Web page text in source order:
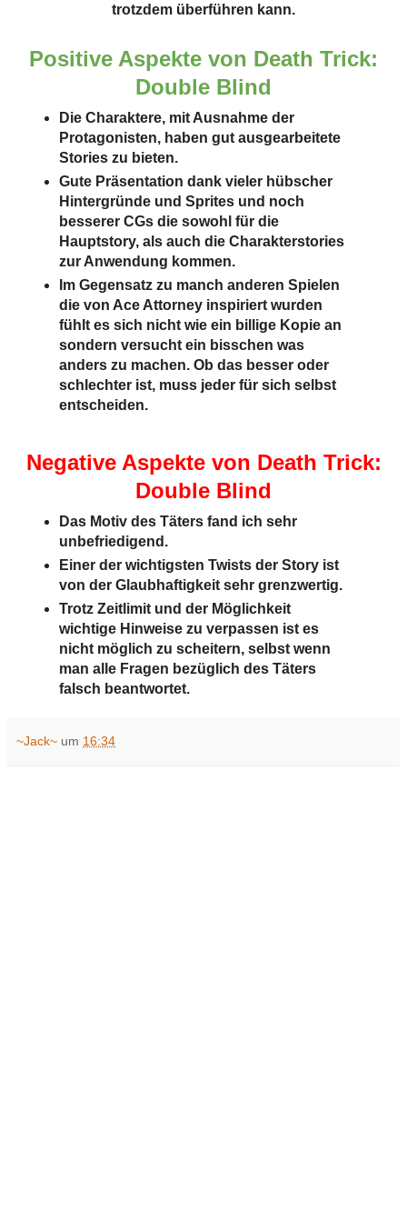
trotzdem überführen kann.
Positive Aspekte von Death Trick:
Double Blind
Die Charaktere, mit Ausnahme der
Protagonisten, haben gut ausgearbeitete
Stories zu bieten.
Gute Präsentation dank vieler hübscher
Hintergründe und Sprites und noch
besserer CGs die sowohl für die
Hauptstory, als auch die Charakterstories
zur Anwendung kommen.
Im Gegensatz zu manch anderen Spielen
die von Ace Attorney inspiriert wurden
fühlt es sich nicht wie ein billige Kopie an
sondern versucht ein bisschen was
anders zu machen. Ob das besser oder
schlechter ist, muss jeder für sich selbst
entscheiden.
Negative Aspekte von Death Trick:
Double Blind
Das Motiv des Täters fand ich sehr
unbefriedigend.
Einer der wichtigsten Twists der Story ist
von der Glaubhaftigkeit sehr grenzwertig.
Trotz Zeitlimit und der Möglichkeit
wichtige Hinweise zu verpassen ist es
nicht möglich zu scheitern, selbst wenn
man alle Fragen bezüglich des Täters
falsch beantwortet.
~Jack~ um 16:34